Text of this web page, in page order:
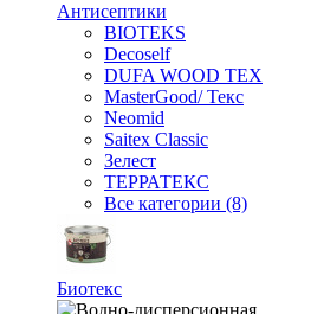
Антисептики
BIOTEKS
Decoself
DUFA WOOD TEX
MasterGood/ Текс
Neomid
Saitex Classic
Зелест
ТЕРРАТЕКС
Все категории (8)
Биотекс